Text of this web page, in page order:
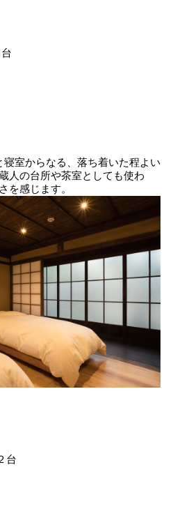
室からなる、落ち着いた程よい
人の台所や茶室としても使わ
を感じます。
台